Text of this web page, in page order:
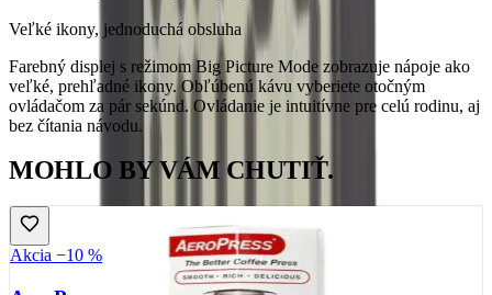
Veľké ikony, jednoduchá obsluha
Farebný displej s režimom Big Picture Mode zobrazuje nápoje ako
veľké, prehľadné ikony. Obľúbenú kávu vyberiete otočným
ovládačom za pár sekúnd. Ovládanie je intuitívne pre celú rodinu, aj
bez čítania návodu.
MOHLO BY VÁM CHUTIŤ.
Akcia −10 %